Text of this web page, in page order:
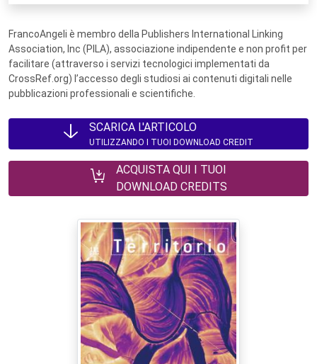
FrancoAngeli è membro della Publishers International Linking
Association, Inc (PILA), associazione indipendente e non profit per
facilitare (attraverso i servizi tecnologici implementati da
CrossRef.org) l’accesso degli studiosi ai contenuti digitali nelle
pubblicazioni professionali e scientifiche.
SCARICA L'ARTICOLO
UTILIZZANDO I TUOI DOWNLOAD CREDIT
ACQUISTA QUI I TUOI
DOWNLOAD CREDITS